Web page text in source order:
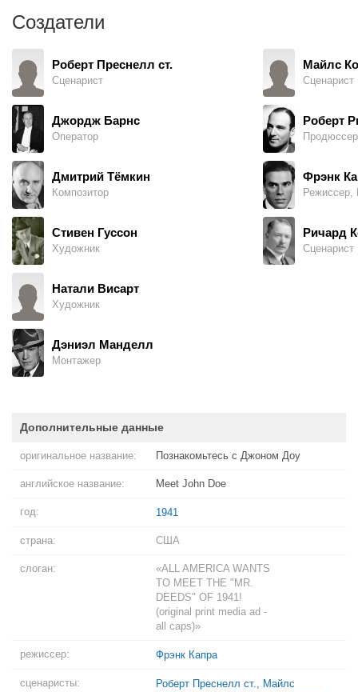
Создатели
Роберт Преснелл ст.
Сценарист
Джордж Барнс
Оператор
Дмитрий Тёмкин
Композитор
Стивен Гуссон
Художник
Натали Висарт
Художник
Дэниэл Манделл
Монтажер
Майлс
Сценарист
Роберт
Фрэнк
Режиссер,
Ричард
Сценарист
Дополнительные данные
оригинальное название: Познакомьтесь с Джоном Доу
английское название: Meet John Doe
год: 1941
страна: США
слоган:
«ALL AMERICA WANTS
TO MEET THE "MR.
DEEDS" OF 1941!
(original print media ad -
all caps)»
режиссер: Фрэнк Капра
сценаристы: Роберт Преснелл ст., Майлс